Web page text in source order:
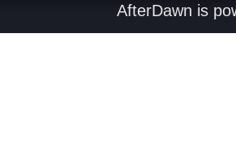
AfterDawn is